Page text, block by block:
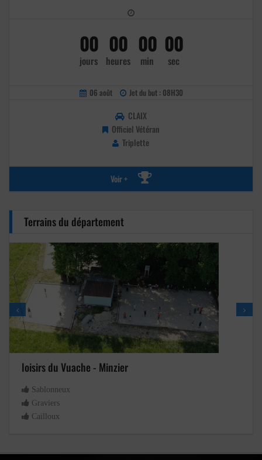
00
jours
00
heures
00
min
00
sec
06 août Jet du but : 08H30
CLAIX
Officiel Vétéran
Triplette
Voir +
Terrains du département
loisirs du Vuache - Minzier
Sablonneux
Graviers
Cailloux